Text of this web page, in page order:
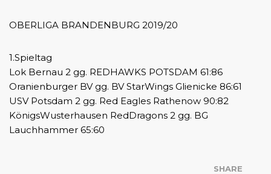
OBERLIGA BRANDENBURG 2019/20
1.Spieltag
Lok Bernau 2 gg. REDHAWKS POTSDAM 61:86
Oranienburger BV gg. BV StarWings Glienicke 86:61
USV Potsdam 2 gg. Red Eagles Rathenow 90:82
KönigsWusterhausen RedDragons 2 gg. BG
Lauchhammer 65:60
SHARE